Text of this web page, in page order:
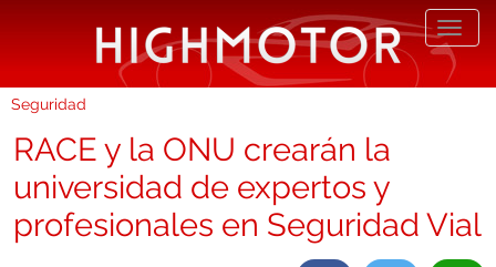
Seguridad
RACE y la ONU crearán la
universidad de expertos y
profesionales en Seguridad Vial